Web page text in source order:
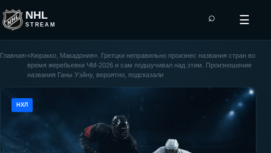
NHL
STREAM
⌕ ☰
Главная›«Кюракко, Макадония». Гретцки неправильно произнес названия стран во
время жеребьевки ЧМ-2026 и сам подшучивал над этим. Произношение
названия Ганы Уэйну, вероятно, подсказали
НХЛ